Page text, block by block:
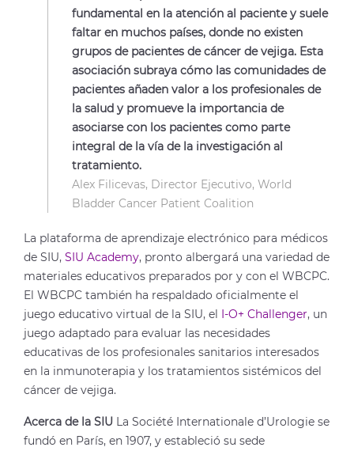
fundamental en la atención al paciente y suele
faltar en muchos países, donde no existen
grupos de pacientes de cáncer de vejiga. Esta
asociación subraya cómo las comunidades de
pacientes añaden valor a los profesionales de
la salud y promueve la importancia de
asociarse con los pacientes como parte
integral de la vía de la investigación al
tratamiento.
Alex Filicevas, Director Ejecutivo, World
Bladder Cancer Patient Coalition
La plataforma de aprendizaje electrónico para médicos
de SIU, SIU Academy, pronto albergará una variedad de
materiales educativos preparados por y con el WBCPC.
El WBCPC también ha respaldado oficialmente el
juego educativo virtual de la SIU, el I-O+ Challenger, un
juego adaptado para evaluar las necesidades
educativas de los profesionales sanitarios interesados
en la inmunoterapia y los tratamientos sistémicos del
cáncer de vejiga.
Acerca de la SIU La Société Internationale d’Urologie se
fundó en París, en 1907, y estableció su sede